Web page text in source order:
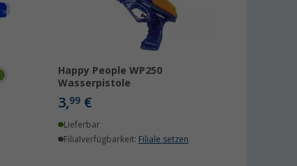
Happy People WP250
Wasserpistole
3,99 €
Lieferbar
Filialverfügbarkeit: Filiale setzen